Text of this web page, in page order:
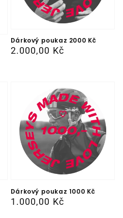
Dárkový poukaz 2000 Kč
Běžná
2.000,00 Kč
Dárkový poukaz 1000 Kč
Běžná
1.000,00 Kč